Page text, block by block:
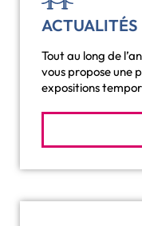
ACTUALITÉS
Tout au long de
vous propose une
expositions